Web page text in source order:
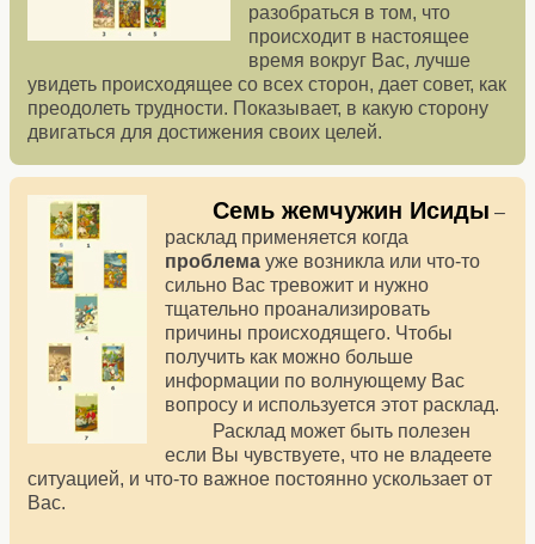
разобраться в том, что
происходит в настоящее
время вокруг Вас, лучше
увидеть происходящее со всех сторон, дает совет, как
преодолеть трудности. Показывает, в какую сторону
двигаться для достижения своих целей.
Семь жемчужин Исиды –
расклад применяется когда
проблема уже возникла или что-то
сильно Вас тревожит и нужно
тщательно проанализировать
причины происходящего. Чтобы
получить как можно больше
информации по волнующему Вас
вопросу и используется этот расклад.
Расклад может быть полезен
если Вы чувствуете, что не владеете
ситуацией, и что-то важное постоянно ускользает от
Вас.